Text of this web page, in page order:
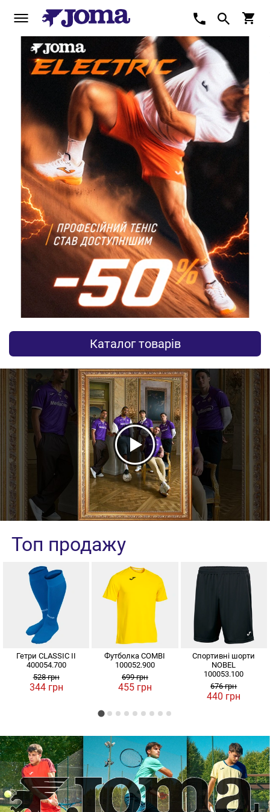
Каталог товарів
Топ продажу
Гетри CLASSIC II
400054.700
528 грн
344 грн
Футболка COMBI
100052.900
699 грн
455 грн
Спортивні шорти
NOBEL
100053.100
676 грн
440 грн